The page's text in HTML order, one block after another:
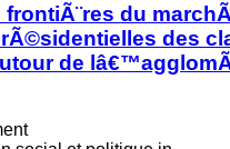
frontiÃ¨res du
des
de